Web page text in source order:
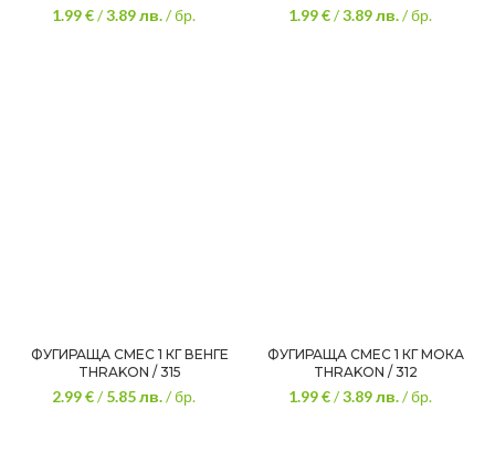
1.99 €/3.89лв./ бр. 1.99 €/3.89лв./ бр.
ФУГИРАЩА СМЕС 1 КГ ВЕНГЕ
THRAKON / 315
2.99 €/5.85лв./ бр.
ФУГИРАЩА СМЕС 1 КГ МОКА
THRAKON / 312
1.99 €/3.89лв./ бр.